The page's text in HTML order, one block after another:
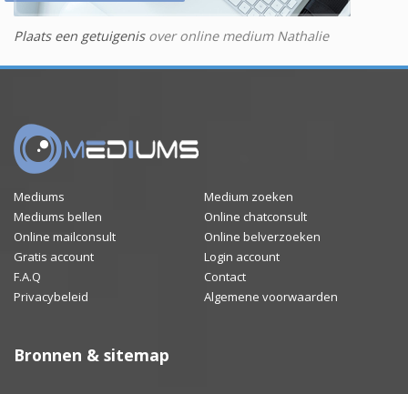
Plaats een getuigenisover online medium Nathalie
Mediums
Medium zoeken
Mediums bellen
Online chatconsult
Online mailconsult
Online belverzoeken
Gratis account
Login account
F.A.Q
Contact
Privacybeleid
Algemene voorwaarden
Bronnen & sitemap